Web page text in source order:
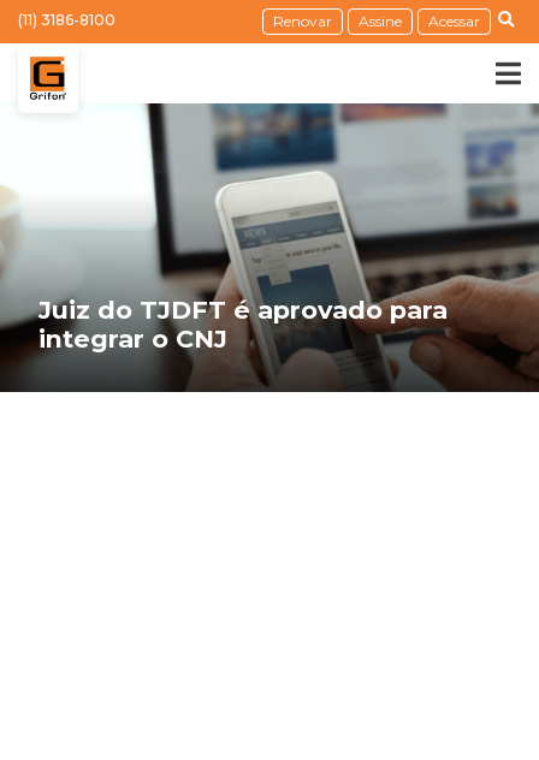
(11) 3186-8100 Renovar Assine Acessar
Juiz do TJDFT é aprovado para
integrar o CNJ